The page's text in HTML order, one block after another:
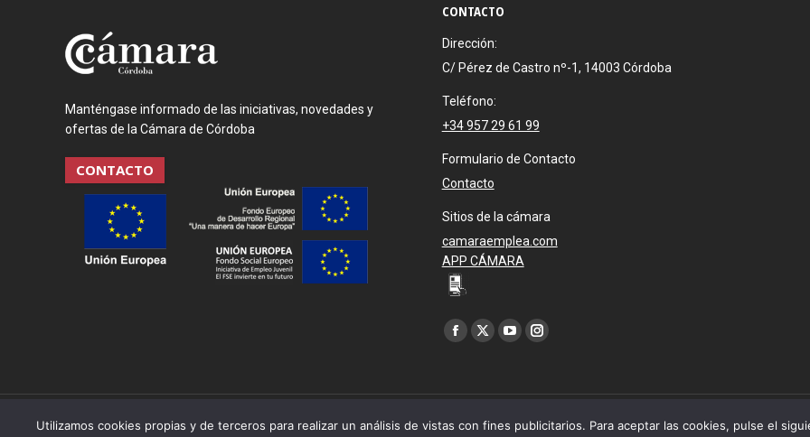
Manténgase informado de las iniciativas, novedades y
ofertas de la Cámara de Córdoba
CONTACTO
CONTACTO
Dirección:
C/ Pérez de Castro nº-1, 14003 Córdoba
Teléfono:
+34 957 29 61 99
Formulario de Contacto
Contacto
Sitios de la cámara
camaraemplea.com
APP CÁMARA
Encuéntranos en:
Facebook
X
YouTubeInstagram
© Camara de Comercio de Córdoba - 2021. Todos los derechos reservados.
Utilizamos cookies propias y de terceros para realizar un análisis de vistas con fines publicitarios. Para aceptar las cookies, pulse el